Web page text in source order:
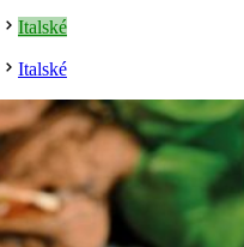
Italské
Italské